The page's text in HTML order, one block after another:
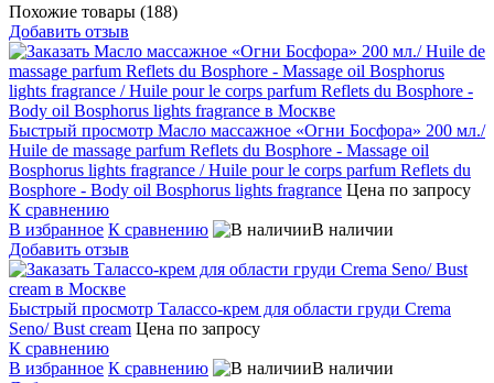
Похожие товары (188)
Добавить отзыв
Быстрый просмотр Масло массажное «Огни Босфора» 200 мл./
Huile de massage parfum Reflets du Bosphore - Massage oil
Bosphorus lights fragrance / Huile pour le corps parfum Reflets du
Bosphore - Body oil Bosphorus lights fragrance Цена по запросу
К сравнению
В избранное К сравнению
В наличии
Добавить отзыв
Быстрый просмотр Талассо-крем для области груди Crema
Seno/ Bust cream Цена по запросу
К сравнению
В избранное К сравнению
В наличии